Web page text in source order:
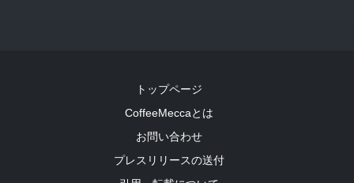
トップページ
CoffeeMeccaとは
お問い合わせ
プレスリリースの送付